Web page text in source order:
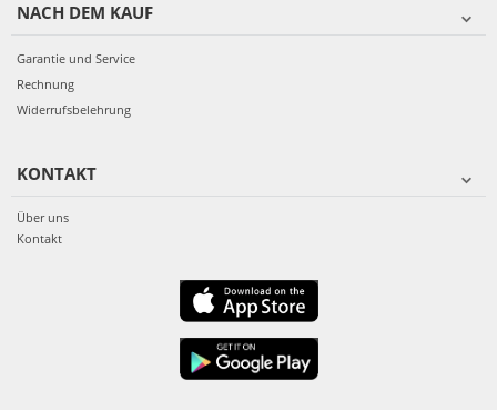
NACH DEM KAUF
Garantie und Service
Rechnung
Widerrufsbelehrung
KONTAKT
Über uns
Kontakt